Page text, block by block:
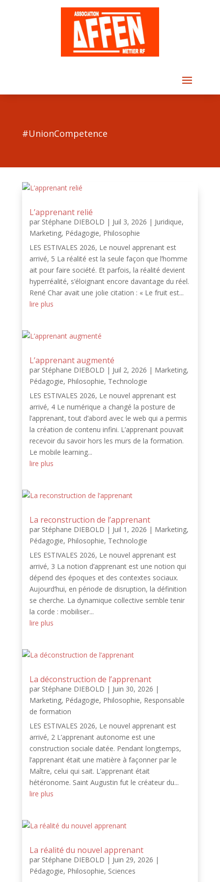
#UnionCompetence
L’apprenant relié
par Stéphane DIEBOLD | Juil 3, 2026 | Juridique,
Marketing, Pédagogie, Philosophie
LES ESTIVALES 2026, Le nouvel apprenant est
arrivé, 5 La réalité est la seule façon que l’homme
ait pour faire société. Et parfois, la réalité devient
hyperréalité, s’éloignant encore davantage du réel.
René Char avait une jolie citation : « Le fruit est...
lire plus
L’apprenant augmenté
par Stéphane DIEBOLD | Juil 2, 2026 | Marketing,
Pédagogie, Philosophie, Technologie
LES ESTIVALES 2026, Le nouvel apprenant est
arrivé, 4 Le numérique a changé la posture de
l’apprenant, tout d’abord avec le web qui a permis
la création de contenu infini. L’apprenant pouvait
recevoir du savoir hors les murs de la formation.
Le mobile learning...
lire plus
La reconstruction de l’apprenant
par Stéphane DIEBOLD | Juil 1, 2026 | Marketing,
Pédagogie, Philosophie, Technologie
LES ESTIVALES 2026, Le nouvel apprenant est
arrivé, 3 La notion d’apprenant est une notion qui
dépend des époques et des contextes sociaux.
Aujourd’hui, en période de disruption, la définition
se cherche. La dynamique collective semble tenir
la corde : mobiliser...
lire plus
La déconstruction de l’apprenant
par Stéphane DIEBOLD | Juin 30, 2026 |
Marketing, Pédagogie, Philosophie, Responsable
de formation
LES ESTIVALES 2026, Le nouvel apprenant est
arrivé, 2 L’apprenant autonome est une
construction sociale datée. Pendant longtemps,
l’apprenant était une matière à façonner par le
Maître, celui qui sait. L’apprenant était
hétéronome. Saint Augustin fut le créateur du...
lire plus
La réalité du nouvel apprenant
par Stéphane DIEBOLD | Juin 29, 2026 |
Pédagogie, Philosophie, Sciences